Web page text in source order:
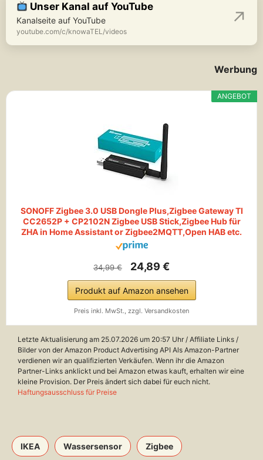
Unser Kanal auf YouTube
Kanalseite auf YouTube
youtube.com/c/knowaTEL/videos
Werbung
ANGEBOT
SONOFF Zigbee 3.0 USB Dongle Plus,Zigbee Gateway TI
CC2652P + CP2102N Zigbee USB Stick,Zigbee Hub für
ZHA in Home Assistant or Zigbee2MQTT,Open HAB etc.
34,99 € 24,89 €
Produkt auf Amazon ansehen
Preis inkl. MwSt., zzgl. Versandkosten
Letzte Aktualisierung am 25.07.2026 um 20:57 Uhr / Affiliate Links /
Bilder von der Amazon Product Advertising API Als Amazon-Partner
verdienen wir an qualifizierten Verkäufen. Wenn ihr die Amazon
Partner-Links anklickt und bei Amazon etwas kauft, erhalten wir eine
kleine Provision. Der Preis ändert sich dabei für euch nicht.
Haftungsausschluss für Preise
IKEA Wassersensor Zigbee